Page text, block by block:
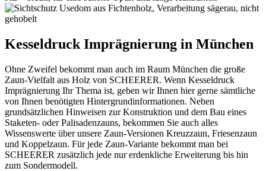
Kesseldruck Imprägnierung in München
Ohne Zweifel bekommt man auch im Raum München die große
Zaun-Vielfalt aus Holz von SCHEERER. Wenn Kesseldruck
Imprägnierung Ihr Thema ist, geben wir Ihnen hier gerne sämtliche
von Ihnen benötigten Hintergrundinformationen. Neben
grundsätzlichen Hinweisen zur Konstruktion und dem Bau eines
Staketen- oder Palisadenzauns, bekommen Sie auch alles
Wissenswerte über unsere Zaun-Versionen Kreuzzaun, Friesenzaun
und Koppelzaun. Für jede Zaun-Variante bekommt man bei
SCHEERER zusätzlich jede nur erdenkliche Erweiterung bis hin
zum Sondermodell.